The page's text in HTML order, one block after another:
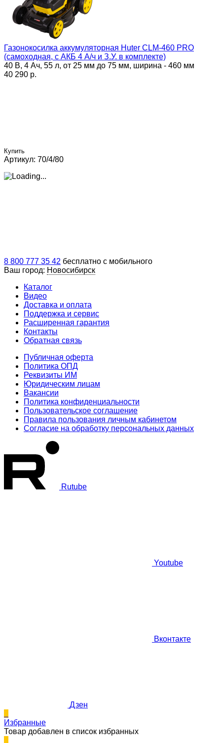
Газонокосилка аккумуляторная Huter CLM-460 PRO
(самоходная, с АКБ 4 А/ч и З.У. в комплекте)
40 В, 4 Ач, 55 л, от 25 мм до 75 мм, ширина - 460 мм
40 290 p.
Купить
Артикул: 70/4/80
8 800 777 35 42 бесплатно с мобильного
Ваш город: Новосибирск
Каталог
Видео
Доставка и оплата
Поддержка и сервис
Расширенная гарантия
Контакты
Обратная связь
Публичная оферта
Политика ОПД
Реквизиты ИМ
Юридическим лицам
Вакансии
Политика конфиденциальности
Пользовательское соглашение
Правила пользования личным кабинетом
Согласие на обработку персональных данных
Rutube
Youtube
Вконтакте
Дзен
Избранные
Товар добавлен в список избранных